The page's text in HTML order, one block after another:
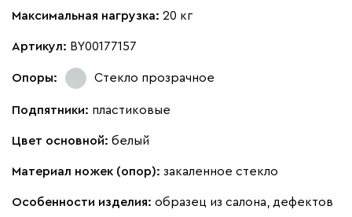
Максимальная нагрузка: 20 кг
Артикул: BY00177157
Опоры: Стекло прозрачное
Подпятники: пластиковые
Цвет основной: белый
Материал ножек (опор): закаленное стекло
Особенности изделия: образец из салона, дефектов